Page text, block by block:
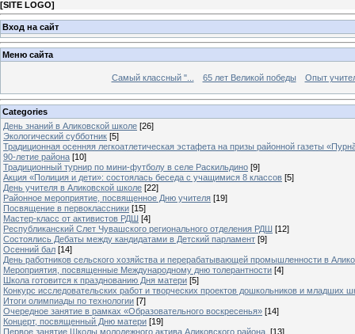
[SITE LOGO]
Вход на сайт
Меню сайта
Самый классный "... 65 лет Великой победы Опыт
Categories
День знаний в Аликовской школе [26]
Экологический субботник [5]
Традиционная осенняя легкоатлетическая эстафета на призы районной газеты
90-летие района [10]
Традиционный турнир по мини-футболу в селе Раскильдино [9]
Акция «Полиция и дети»: состоялась беседа с учащимися 8 классов [5]
День учителя в Аликовской школе [22]
Районное мероприятие, посвященное Дню учителя [19]
Посвящение в первоклассники [15]
Мастер-класс от активистов РДШ [4]
Республиканский Слет Чувашского регионального отделения РДШ [12]
Состоялись Дебаты между кандидатами в Детский парламент [9]
Осенний бал [14]
День работников сельского хозяйства и перерабатывающей промышленности в
Мероприятия, посвященные Международному дню толерантности [4]
Школа готовится к празднованию Дня матери [5]
Конкурс исследовательских работ и творческих проектов дошкольников и младших
Итоги олимпиады по технологии [7]
Очередное занятие в рамках «Образовательного воскресенья» [14]
Концерт, посвященный Дню матери [19]
Первое занятие Школы молодежного актива Аликовского района. [13]